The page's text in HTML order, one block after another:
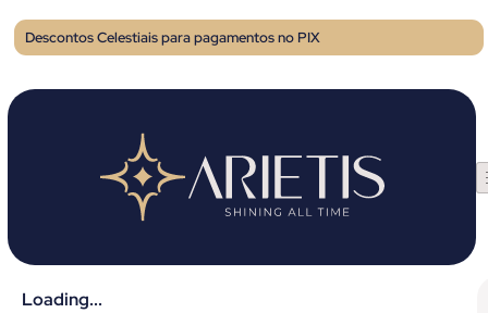
Descontos Celestiais para pagamentos no PIX
Loading...